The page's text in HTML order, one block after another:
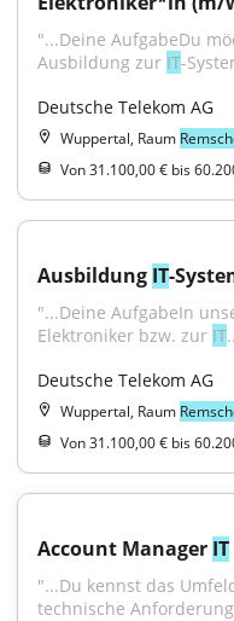
"...Deine AufgabeDu
Ausbildung zur IT-
Deutsche Telekom AG
Wuppertal, Raum
Von 31.100,00 € bis
Ausbildung IT-
"...Deine AufgabeIn
Elektroniker bzw. zur IT
Deutsche Telekom AG
Wuppertal, Raum
Von 31.100,00 € bis
Account Manager IT
"...Du kennst das
technische